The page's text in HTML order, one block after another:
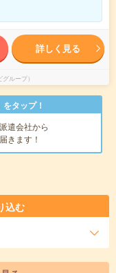
詳しく見る
ループ）
タップ！
遣会社から
きます！
込む